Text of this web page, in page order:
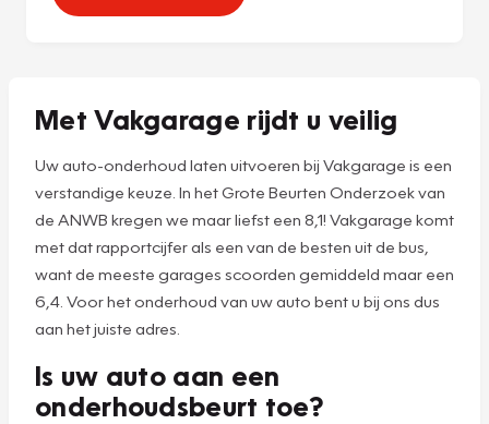
Met Vakgarage rijdt u veilig
Uw auto-onderhoud laten uitvoeren bij Vakgarage is een
verstandige keuze. In het Grote Beurten Onderzoek van
de ANWB kregen we maar liefst een 8,1! Vakgarage komt
met dat rapportcijfer als een van de besten uit de bus,
want de meeste garages scoorden gemiddeld maar een
6,4. Voor het onderhoud van uw auto bent u bij ons dus
aan het juiste adres.
Is uw auto aan een
onderhoudsbeurt toe?